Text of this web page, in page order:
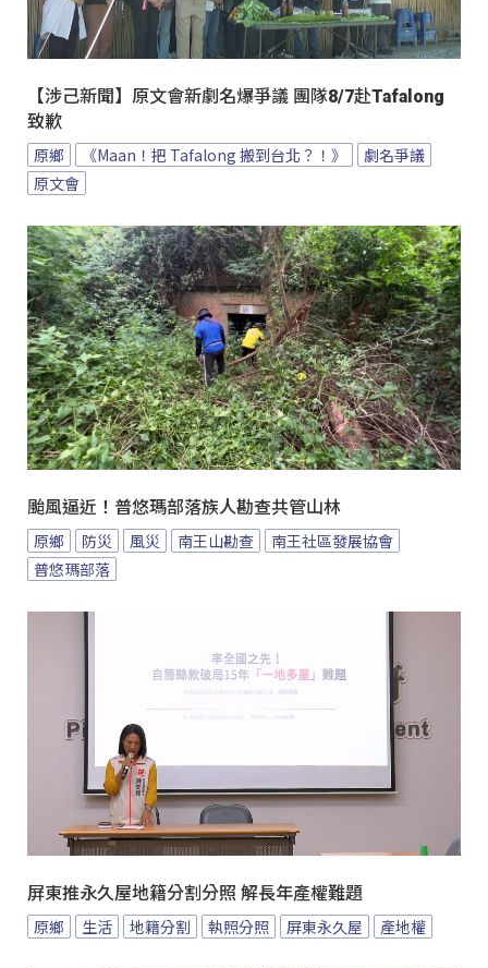
【涉己新聞】原文會新劇名爆爭議 團隊8/7赴Tafalong
致歉
原鄉 《Maan！把 Tafalong 搬到台北？！》
劇名爭議
原文會
颱風逼近！普悠瑪部落族人勘查共管山林
原鄉 防災 風災 南王山勘查
南王社區發展協會
普悠瑪部落
屏東推永久屋地籍分割分照 解長年產權難題
原鄉 生活 地籍分割 執照分照 屏東永久屋 產地權